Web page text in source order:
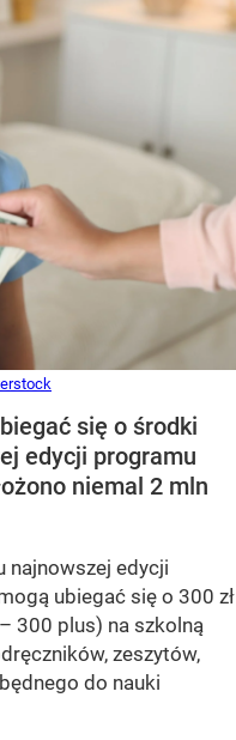
się o środki
edycji programu
niemal 2 mln
najnowszej edycji
ubiegać się o 300 zł
300 plus) na szkolną
zeszytów,
do nauki